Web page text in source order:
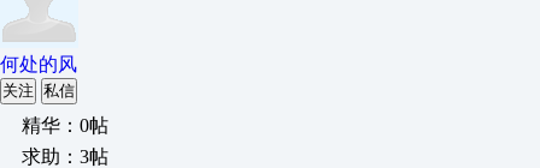
何处的风
关注 私信
精华：0帖
求助：3帖